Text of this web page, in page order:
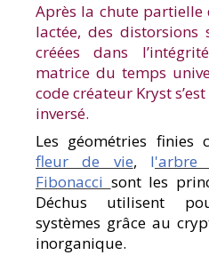
Après la chute partielle
lactée, des distorsions
créées dans
matrice du temps
code créateur Kryst
inversé.
Les géométries finies
fleur de vie, l'arbre
Fibonacci sont les
Déchus utilisent
systèmes grâce au
inorganique.